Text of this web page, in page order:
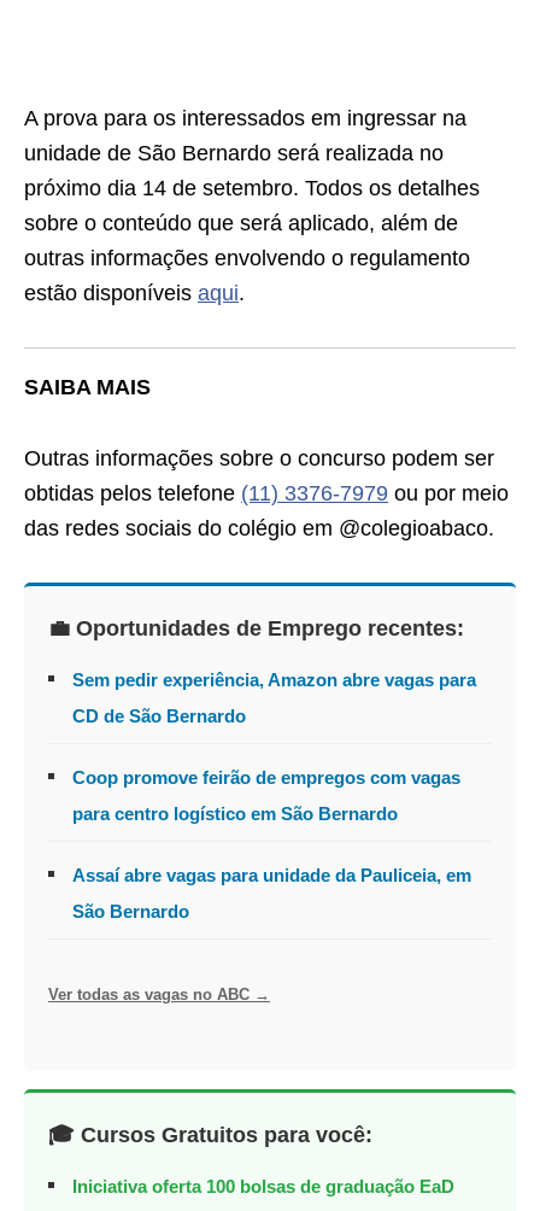
A prova para os interessados em ingressar na
unidade de São Bernardo será realizada no
próximo dia 14 de setembro. Todos os detalhes
sobre o conteúdo que será aplicado, além de
outras informações envolvendo o regulamento
estão disponíveis aqui.
SAIBA MAIS
Outras informações sobre o concurso podem ser
obtidas pelos telefone (11) 3376-7979 ou por meio
das redes sociais do colégio em @colegioabaco.
💼 Oportunidades de Emprego recentes:
Sem pedir experiência, Amazon abre vagas para
CD de São Bernardo
Coop promove feirão de empregos com vagas
para centro logístico em São Bernardo
Assaí abre vagas para unidade da Pauliceia, em
São Bernardo
Ver todas as vagas no ABC →
🎓 Cursos Gratuitos para você:
Iniciativa oferta 100 bolsas de graduação EaD